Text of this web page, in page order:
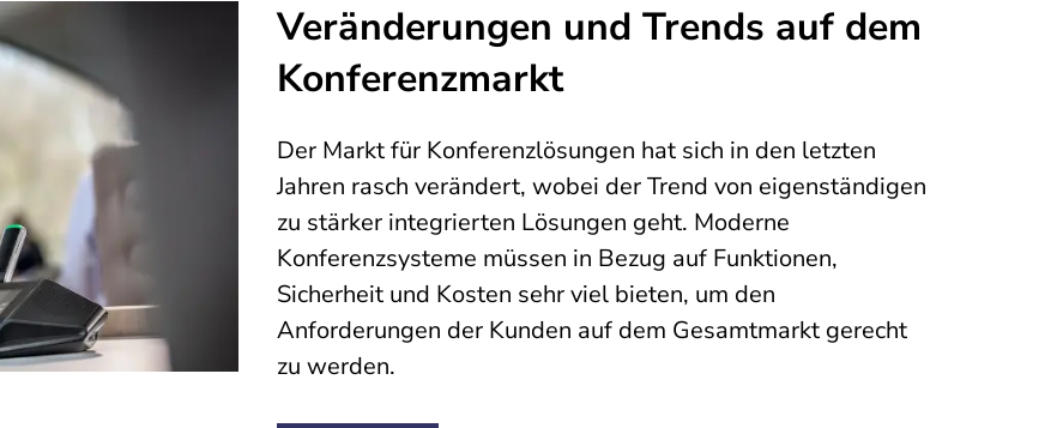
Veränderungen und Trends auf dem
Konferenzmarkt
Der Markt für Konferenzlösungen hat sich in den letzten
Jahren rasch verändert, wobei der Trend von eigenständigen
zu stärker integrierten Lösungen geht. Moderne
Konferenzsysteme müssen in Bezug auf Funktionen,
Sicherheit und Kosten sehr viel bieten, um den
Anforderungen der Kunden auf dem Gesamtmarkt gerecht
zu werden.